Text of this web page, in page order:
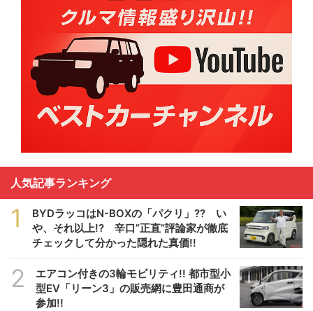
人気記事ランキング
1
BYDラッコはN-BOXの「パクリ」?? い
や、それ以上!? 辛口”正直”評論家が徹底
チェックして分かった隠れた真価!!
2
エアコン付きの3輪モビリティ!! 都市型小
型EV「リーン3」の販売網に豊田通商が
参加!!